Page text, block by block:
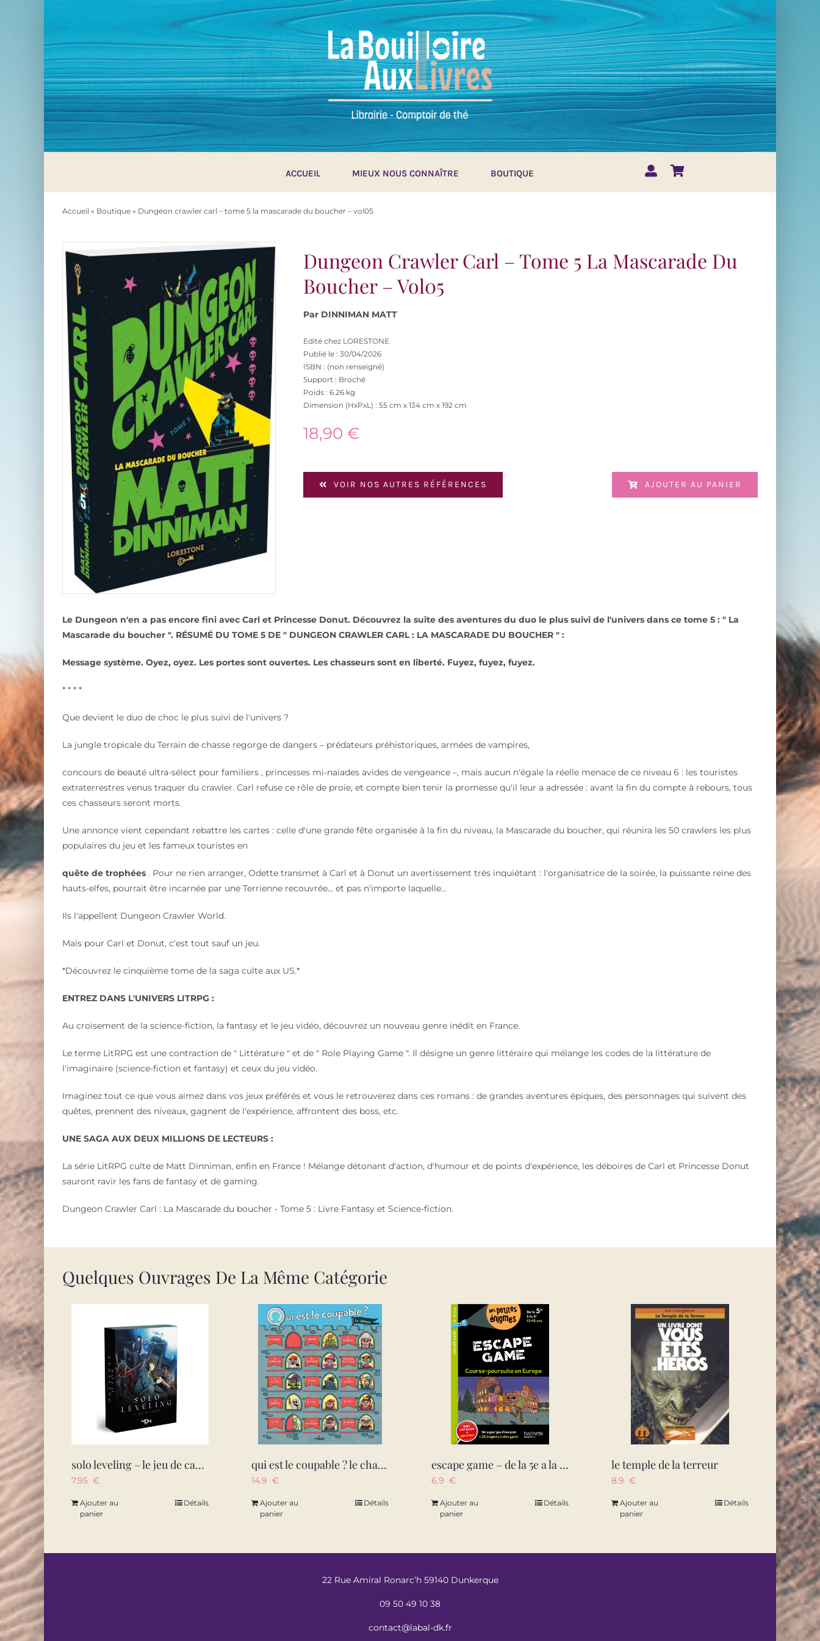
ACCUEIL MIEUX NOUS CONNAÎTRE BOUTIQUE
Accueil » Boutique» Dungeon crawler carl – tome 5 la mascarade du boucher – vol05
Dungeon Crawler Carl – Tome 5 La Mascarade Du
Boucher – Vol05
Par DINNIMAN MATT
Edité chez LORESTONE
Publié le : 30/04/2026
ISBN : (non renseigné)
Support : Broché
Poids : 6.26 kg
Dimension (HxPxL) : 55 cm x 134 cm x 192 cm
18,90€
VOIR NOS AUTRES RÉFÉRENCES AJOUTER AU PANIER
Le Dungeon n'en a pas encore fini avec Carl et Princesse Donut. Découvrez la suite des aventures du duo le plus suivi de l'univers dans ce tome 5 : " La
Mascarade du boucher ". RÉSUMÉ DU TOME 5 DE " DUNGEON CRAWLER CARL : LA MASCARADE DU BOUCHER " :
Message système. Oyez, oyez. Les portes sont ouvertes. Les chasseurs sont en liberté. Fuyez, fuyez, fuyez.
* * * *
Que devient le duo de choc le plus suivi de l'univers ?
La jungle tropicale du Terrain de chasse regorge de dangers – prédateurs préhistoriques, armées de vampires,
concours de beauté ultra-sélect pour familiers , princesses mi-naïades avides de vengeance –, mais aucun n'égale la réelle menace de ce niveau 6 : les touristes
extraterrestres venus traquer du crawler. Carl refuse ce rôle de proie, et compte bien tenir la promesse qu'il leur a adressée : avant la fin du compte à rebours, tous
ces chasseurs seront morts.
Une annonce vient cependant rebattre les cartes : celle d'une grande fête organisée à la fin du niveau, la Mascarade du boucher, qui réunira les 50 crawlers les plus
populaires du jeu et les fameux touristes en
quête de trophées. Pour ne rien arranger, Odette transmet à Carl et à Donut un avertissement très inquiétant : l'organisatrice de la soirée, la puissante reine des
hauts-elfes, pourrait être incarnée par une Terrienne recouvrée... et pas n'importe laquelle...
Ils l'appellent Dungeon Crawler World.
Mais pour Carl et Donut, c'est tout sauf un jeu.
*Découvrez le cinquième tome de la saga culte aux US.*
ENTREZ DANS L'UNIVERS LITRPG :
Au croisement de la science-fiction, la fantasy et le jeu vidéo, découvrez un nouveau genre inédit en France.
Le terme LitRPG est une contraction de " Littérature " et de " Role Playing Game ". Il désigne un genre littéraire qui mélange les codes de la littérature de
l'imaginaire (science-fiction et fantasy) et ceux du jeu vidéo.
Imaginez tout ce que vous aimez dans vos jeux préférés et vous le retrouverez dans ces romans : de grandes aventures épiques, des personnages qui suivent des
quêtes, prennent des niveaux, gagnent de l'expérience, affrontent des boss, etc.
UNE SAGA AUX DEUX MILLIONS DE LECTEURS :
La série LitRPG culte de Matt Dinniman, enfin en France ! Mélange détonant d'action, d'humour et de points d'expérience, les déboires de Carl et Princesse Donut
sauront ravir les fans de fantasy et de gaming.
Dungeon Crawler Carl : La Mascarade du boucher - Tome 5 : Livre Fantasy et Science-fiction.
Quelques Ouvrages De La Même Catégorie
solo leveling – le jeu de cartes
7.95 €
Ajouter au
panier
Détails
qui est le coupable ? le chateau
14.9 €
Ajouter au
panier
Détails
escape game – de la 5e a la 4e – cahier de vacances 2026
6.9 €
Ajouter au
panier
Détails
le temple de la terreur
8.9 €
Ajouter au
panier
Détails
22 Rue Amiral Ronarc’h 59140 Dunkerque
09 50 49 10 38
contact@labal-dk.fr